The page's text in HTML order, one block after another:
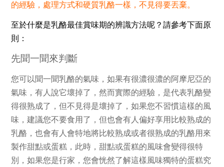
的經驗，處理方式和硬質乳酪一樣，不見得要丟棄。
至於什麼是乳酪最佳賞味期的辨識方法呢？請參考下面原
則：
先聞一聞來判斷
您可以聞一聞乳酪的氣味，如果有很濃很濃的阿摩尼亞的
氣味，有人說它壞掉了，然而實際的經驗，是代表乳酪變
得很熟成了，但不見得是壞掉了，如果您不習慣這樣的風
味，建議您不要食用了，但也會有人偏好享用比較熟成的
乳酪，也會有人會特地將比較熟成或者很熟成的乳酪用來
製作甜點或蛋糕，此時，甜點或蛋糕的風味會變得很特
別，如果您是行家，您會恍然了解這樣風味獨特的蛋糕究